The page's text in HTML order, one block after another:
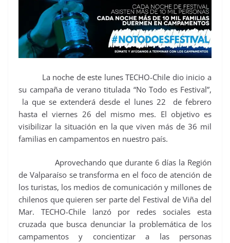
La noche de este lunes TECHO-Chile dio inicio a
su campaña de verano titulada “No Todo es Festival”,
la que se extenderá desde el lunes 22 de febrero
hasta el viernes 26 del mismo mes. El objetivo es
visibilizar la situación en la que viven más de 36 mil
familias en campamentos en nuestro país.
Aprovechando que durante 6 días la Región
de Valparaíso se transforma en el foco de atención de
los turistas, los medios de comunicación y millones de
chilenos que quieren ser parte del Festival de Viña del
Mar. TECHO-Chile lanzó por redes sociales esta
cruzada que busca denunciar la problemática de los
campamentos y concientizar a las personas